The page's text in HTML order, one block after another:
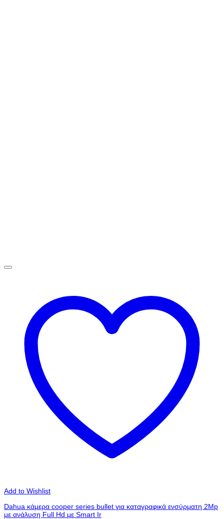
Add to Wishlist
Dahua κάμερα cooper series bullet για καταγραφικά ενσύρματη 2Mp
με ανάλυση Full Hd με Smart Ir